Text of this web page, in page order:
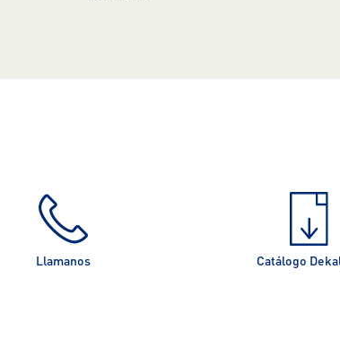
Llamanos Catálogo